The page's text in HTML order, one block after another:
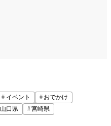
イベント
おでかけ
山口県 宮崎県